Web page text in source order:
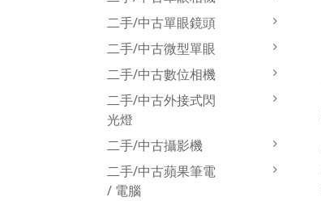
二手/中古單眼鏡頭
二手/中古微型單眼
二手/中古數位相機
二手/中古外接式閃
光燈
二手/中古攝影機
二手/中古蘋果筆電
/ 電腦